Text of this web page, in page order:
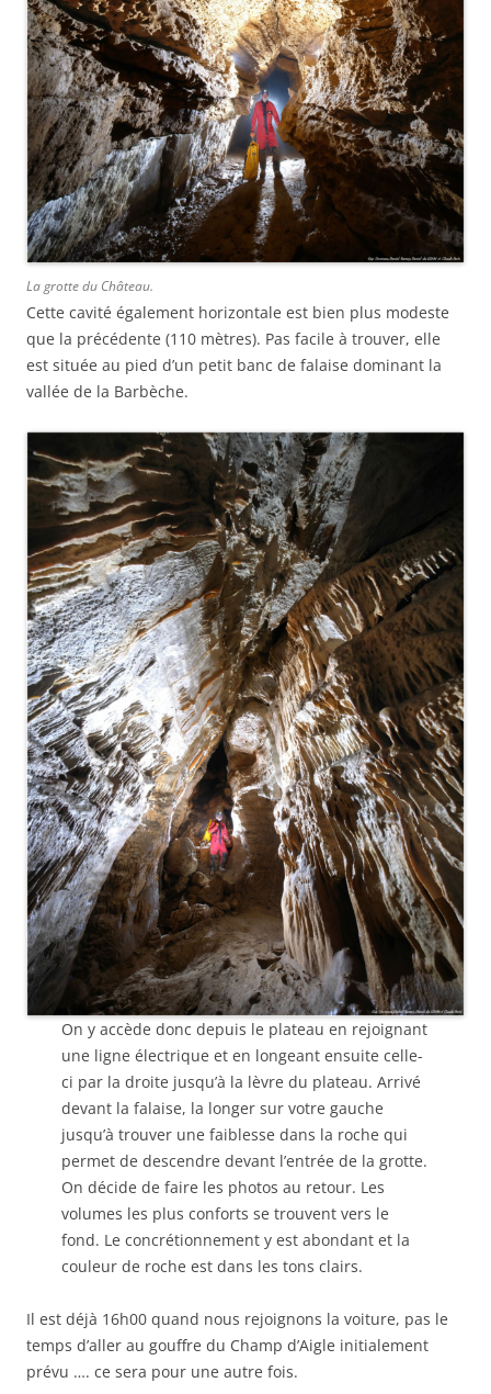
La grotte du Château.
Cette cavité également horizontale est bien plus modeste
que la précédente (110 mètres). Pas facile à trouver, elle
est située au pied d’un petit banc de falaise dominant la
vallée de la Barbèche.
On y accède donc depuis le plateau en rejoignant
une ligne électrique et en longeant ensuite celle-
ci par la droite jusqu’à la lèvre du plateau. Arrivé
devant la falaise, la longer sur votre gauche
jusqu’à trouver une faiblesse dans la roche qui
permet de descendre devant l’entrée de la grotte.
On décide de faire les photos au retour. Les
volumes les plus conforts se trouvent vers le
fond. Le concrétionnement y est abondant et la
couleur de roche est dans les tons clairs.
Il est déjà 16h00 quand nous rejoignons la voiture, pas le
temps d’aller au gouffre du Champ d’Aigle initialement
prévu …. ce sera pour une autre fois.